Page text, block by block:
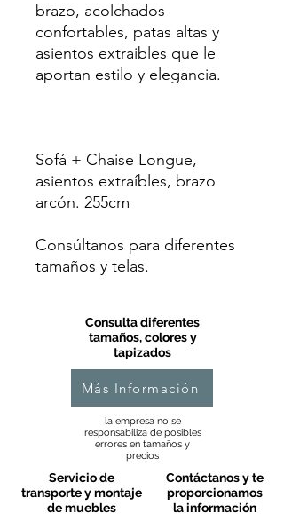
brazo, acolchados
confortables, patas altas y
asientos extraibles que le
aportan estilo y elegancia.
Sofá + Chaise Longue,
asientos extraíbles, brazo
arcón. 255cm
Consúltanos para diferentes
tamaños y telas.
Consulta diferentes
tamaños, colores y
tapizados
Más Información
la empresa no se
responsabiliza de posibles
errores en tamaños y
precios
Servicio de
transporte y montaje
de muebles
Contáctanos y te
proporcionamos
la información